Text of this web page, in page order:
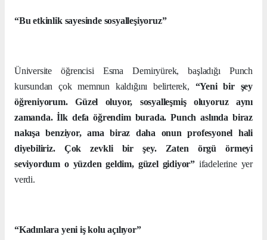
“Bu etkinlik sayesinde sosyalleşiyoruz”
Üniversite öğrencisi Esma Demiryürek, başladığı Punch
kursundan çok memnun kaldığını belirterek, “Yeni bir şey
öğreniyorum. Güzel oluyor, sosyalleşmiş oluyoruz aynı
zamanda. İlk defa öğrendim burada. Punch aslında biraz
nakışa benziyor, ama biraz daha onun profesyonel hali
diyebiliriz. Çok zevkli bir şey. Zaten örgü örmeyi
seviyordum o yüzden geldim, güzel gidiyor” ifadelerine yer
verdi.
“Kadınlara yeni iş kolu açılıyor”